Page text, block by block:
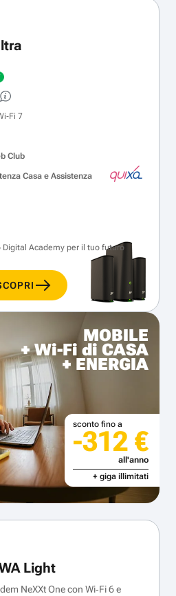
7
Club
Casa e Assistenza
Digital Academy per il tuo futuro
MOBILE
+ Wi-Fi di CASA
+ ENERGIA
sconto fino a
-312 €
all'anno
+ giga illimitati
Light
NeXXt One con Wi‑Fi 6 e